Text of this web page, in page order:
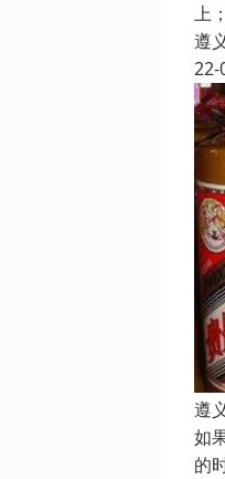
上
遵
22-
遵
如
的